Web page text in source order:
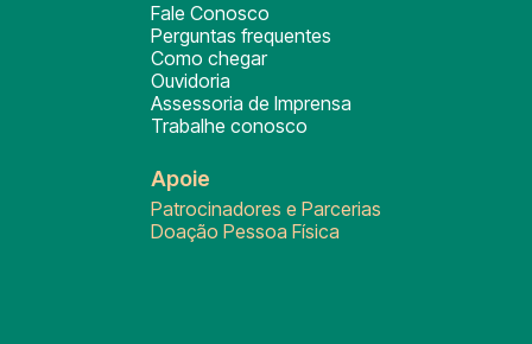
Fale Conosco
Perguntas frequentes
Como chegar
Ouvidoria
Assessoria de Imprensa
Trabalhe conosco
Apoie
Patrocinadores e Parcerias
Doação Pessoa Física